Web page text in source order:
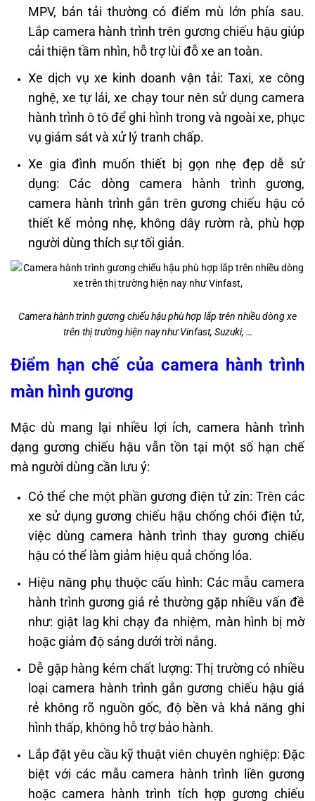
MPV, bán tải thường có điểm mù lớn phía sau.
Lắp camera hành trình trên gương chiếu hậu giúp
cải thiện tầm nhìn, hỗ trợ lùi đỗ xe an toàn.
Xe dịch vụ xe kinh doanh vận tải: Taxi, xe công
nghệ, xe tự lái, xe chạy tour nên sử dụng camera
hành trình ô tô để ghi hình trong và ngoài xe, phục
vụ giám sát và xử lý tranh chấp.
Xe gia đình muốn thiết bị gọn nhẹ đẹp dễ sử
dụng: Các dòng camera hành trình gương,
camera hành trình gắn trên gương chiếu hậu có
thiết kế mỏng nhẹ, không dây rườm rà, phù hợp
người dùng thích sự tối giản.
Camera hành trình gương chiếu hậu phù hợp lắp trên nhiều dòng xe
trên thị trường hiện nay như Vinfast, Suzuki, …
Điểm hạn chế của camera hành trình
màn hình gương
Mặc dù mang lại nhiều lợi ích, camera hành trình
dạng gương chiếu hậu vẫn tồn tại một số hạn chế
mà người dùng cần lưu ý:
Có thể che một phần gương điện tử zin: Trên các
xe sử dụng gương chiếu hậu chống chói điện tử,
việc dùng camera hành trình thay gương chiếu
hậu có thể làm giảm hiệu quả chống lóa.
Hiệu năng phụ thuộc cấu hình: Các mẫu camera
hành trình gương giá rẻ thường gặp nhiều vấn đề
như: giật lag khi chạy đa nhiệm, màn hình bị mờ
hoặc giảm độ sáng dưới trời nắng.
Dễ gặp hàng kém chất lượng: Thị trường có nhiều
loại camera hành trình gắn gương chiếu hậu giá
rẻ không rõ nguồn gốc, độ bền và khả năng ghi
hình thấp, không hỗ trợ bảo hành.
Lắp đặt yêu cầu kỹ thuật viên chuyên nghiệp: Đặc
biệt với các mẫu camera hành trình liền gương
hoặc camera hành trình tích hợp gương chiếu